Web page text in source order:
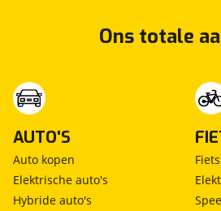
Ons totale
AUTO'S
Auto kopen
Elektrische auto's
Hybride auto's